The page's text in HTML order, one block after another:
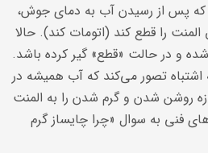
پس از رسیدن آب به دمای جوش،
را قطع کند (اتومات کند). حالا
و در حالت «قطع» گیر کرده باشد.
تصور می‌کند که آب همیشه در
روشن شدن و گرم شدن را به المنت
فنی به سوال «چرا چایساز گرم